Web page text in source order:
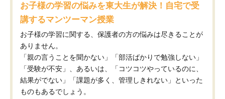
お子様の学習の悩みを東大生が解決！自宅で受
講するマンツーマン授業
お子様の学習に関する、保護者の方の悩みは尽きることが
ありません。
「親の言うことを聞かない」「部活ばかりで勉強しない」
「受験が不安」、あるいは、「コツコツやっているのに、
結果がでない」「課題が多く、管理しきれない」といった
ものもあるでしょう。